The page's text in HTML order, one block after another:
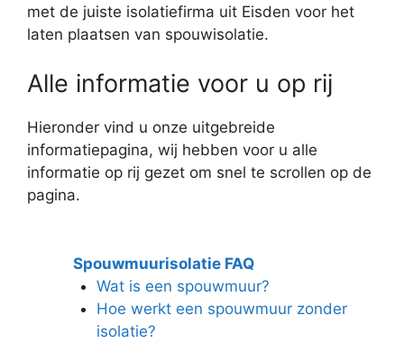
met de juiste isolatiefirma uit Eisden voor het
laten plaatsen van spouwisolatie.
Alle informatie voor u op rij
Hieronder vind u onze uitgebreide
informatiepagina, wij hebben voor u alle
informatie op rij gezet om snel te scrollen op de
pagina.
Spouwmuurisolatie FAQ
Wat is een spouwmuur?
Hoe werkt een spouwmuur zonder
isolatie?